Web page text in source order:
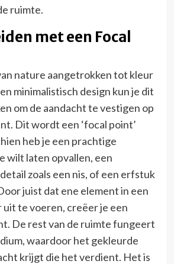
ruimte.
met een Focal
nature aangetrokken tot kleur
minimalistisch design kun je dit
om de aandacht te vestigen op
Dit wordt een ‘focal point’
heb je een prachtige
wilt laten opvallen, een
zoals een nis, of een erfstuk
juist dat ene element in een
uit te voeren, creëer je een
De rest van de ruimte fungeert
waardoor het gekleurde
krijgt die het verdient. Het is